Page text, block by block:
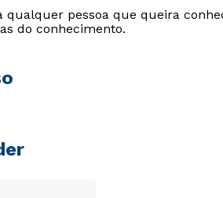
qualquer pessoa que queira
do conhecimento.